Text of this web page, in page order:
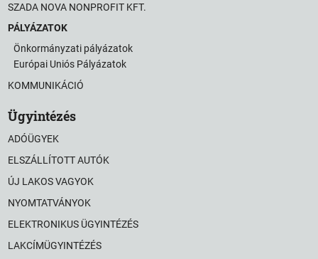
SZADA NOVA NONPROFIT KFT.
PÁLYÁZATOK
Önkormányzati pályázatok
Európai Uniós Pályázatok
KOMMUNIKÁCIÓ
Ügyintézés
ADÓÜGYEK
ELSZÁLLÍTOTT AUTÓK
ÚJ LAKOS VAGYOK
NYOMTATVÁNYOK
ELEKTRONIKUS ÜGYINTÉZÉS
LAKCÍMÜGYINTÉZÉS